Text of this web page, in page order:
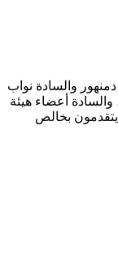
الأستاذ الدكتور / إلهامي ترابيس - رئيس جامعة دمنهور والسادة نواب
رئيس الجامعة، والسادة عمداء ووكلاء الكليات، والسادة أعضاء هيئة
التدريس والهيئة المعاونة، والعاملين والطلاب، يتقدمون بخالص